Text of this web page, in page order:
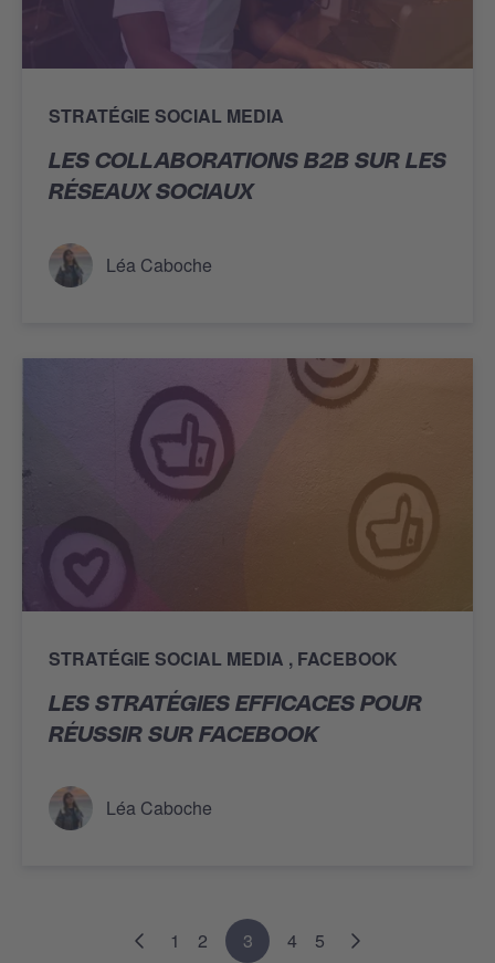
STRATÉGIE SOCIAL MEDIA
LES COLLABORATIONS B2B SUR LES
RÉSEAUX SOCIAUX
Léa Caboche
STRATÉGIE SOCIAL MEDIA FACEBOOK
LES STRATÉGIES EFFICACES POUR
RÉUSSIR SUR FACEBOOK
Léa Caboche
1 2 3 4 5